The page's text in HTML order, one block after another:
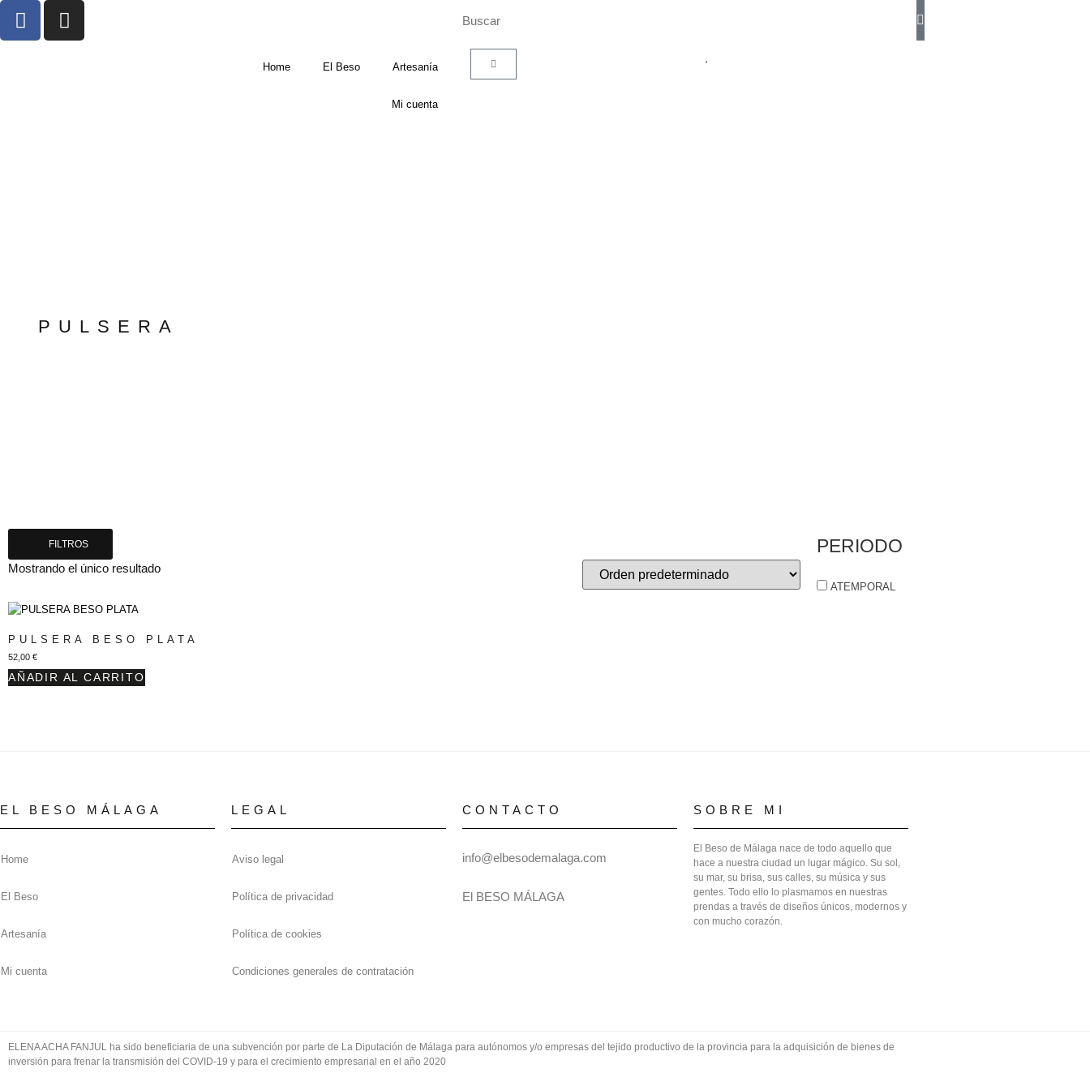
Home El Beso Artesanía
Mi cuenta
PULSERA
FILTROS
Mostrando el único resultado
PULSERA BESO PLATA
52,00 €
AÑADIR AL CARRITO
PERIODO
ATEMPORAL
EL BESO MÁLAGA
Home
El Beso
Artesanía
Mi cuenta
LEGAL
Aviso legal
Política de privacidad
Política de cookies
Condiciones generales de contratación
CONTACTO
info@elbesodemalaga.com
El BESO MÁLAGA
SOBRE MI
El Beso de Málaga nace de todo aquello que
hace a nuestra ciudad un lugar mágico. Su sol,
su mar, su brisa, sus calles, su música y sus
gentes. Todo ello lo plasmamos en nuestras
prendas a través de diseños únicos, modernos y
con mucho corazón.
ELENA ACHA FANJUL ha sido beneficiaria de una subvención por parte de La Diputación de Málaga para autónomos y/o empresas del tejido productivo de la provincia para la adquisición de bienes de
inversión para frenar la transmisión del COVID-19 y para el crecimiento empresarial en el año 2020